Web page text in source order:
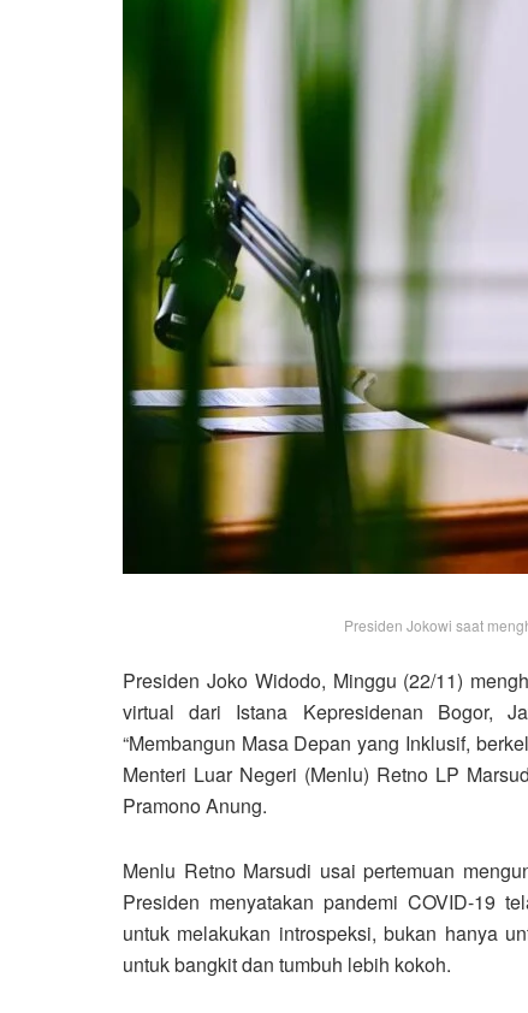
Presiden Jokowi saat
Presiden Joko Widodo, Minggu (22/11)
virtual dari Istana Kepresidenan Bogor,
“Membangun Masa Depan yang Inklusif,
Menteri Luar Negeri (Menlu) Retno LP
Pramono Anung.
Menlu Retno Marsudi usai pertemuan
Presiden menyatakan pandemi COVID-19
untuk melakukan introspeksi, bukan hanya
untuk bangkit dan tumbuh lebih kokoh.